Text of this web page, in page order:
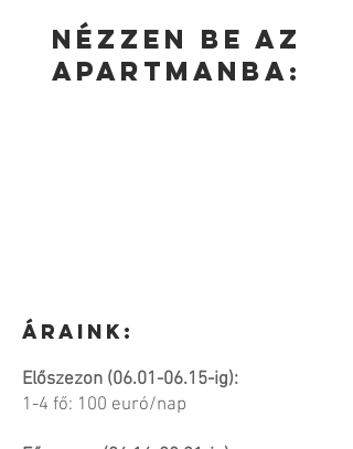
nézzen be az
apartmanba:
Áraink:
Előszezon (06.01-06.15-ig):
1-4 fő: 100 euró/nap